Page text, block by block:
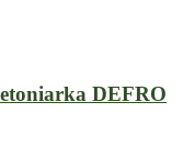
DEFRO